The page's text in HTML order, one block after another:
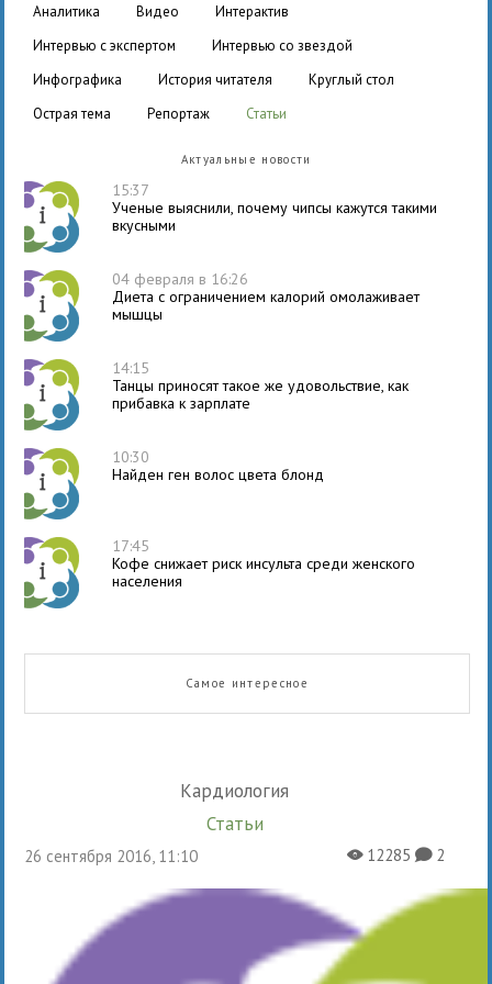
аналитика видео
интерактив
интервью с экспертом
интервью со звездой
инфографика
история читателя
круглый стол
острая тема
репортаж статьи
Актуальные новости
15:37
Ученые выяснили, почему чипсы кажутся такими
вкусными
04 февраля в 16:26
Диета с ограничением калорий омолаживает
мышцы
14:15
Танцы приносят такое же удовольствие, как
прибавка к зарплате
10:30
Найден ген волос цвета блонд
17:45
Кофе снижает риск инсульта среди женского
населения
Самое интересное
Кардиология
Статьи
26 сентября 2016, 11:10 X12285K2